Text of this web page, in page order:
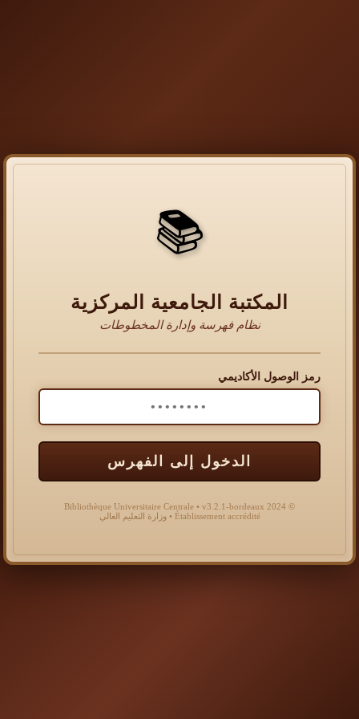
📚
المكتبة الجامعية المركزية
نظام فهرسة وإدارة المخطوطات
رمز الوصول الأكاديمي
الدخول إلى الفهرس
© 2024 Bibliothèque Universitaire Centrale • v3.2.1-bordeaux
Établissement accrédité • وزارة التعليم العالي